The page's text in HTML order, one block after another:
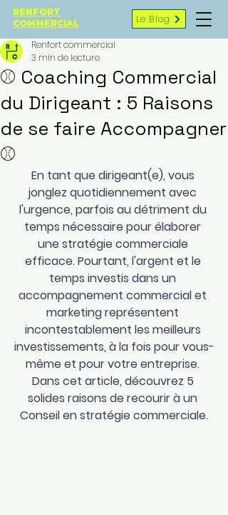
RENFORT
COMMERCIAL
Le Blog
⚾ Coaching Commercial
du Dirigeant : 5 Raisons
de se faire Accompagner
⚾
Renfort commercial
3 min de lecture
En tant que dirigeant(e), vous
jonglez quotidiennement avec
l'urgence, parfois au détriment du
temps nécessaire pour élaborer
une stratégie commerciale
efficace. Pourtant, l'argent et le
temps investis dans un
accompagnement commercial et
marketing représentent
incontestablement les meilleurs
investissements, à la fois pour vous-
même et pour votre entreprise.
Dans cet article, découvrez 5
solides raisons de recourir à un
Conseil en stratégie commerciale.